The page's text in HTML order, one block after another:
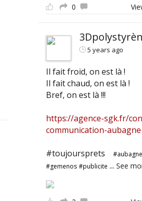
0
5 years ago
Il fait froid, on est là !
Il fait chaud, on est là !
Bref, on est là !!!
https://agence-sgk.fr/
communication-aubagne
#toujoursprets#aubagne
#gemenos #publicite ... See